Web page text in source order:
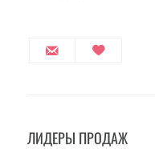
ЛИДЕРЫ ПРОДАЖ